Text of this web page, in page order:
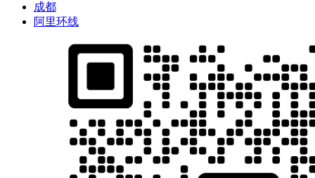
成都
阿里环线